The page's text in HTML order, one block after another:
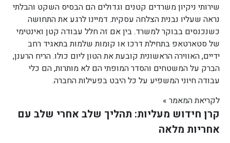
שירותי ניקיון משרדים קטנים וגדולים הם הבסיס השקט והבלתי
נראה שעליו נבנית הצלחה עסקית. דמיינו לרגע את התחושה
כשנכנסים בבוקר למשרד. בין אם זה חלל עבודה קטן ואינטימי
של סטארטאפ בתחילת דרכו או קומות שלמות בתאגיד רחב
ידיים, האווירה הראשונית קובעת את הטון ליום כולו. הריח הרענן,
הברק על המשטחים והסדר המופתי הם לא מותרות, הם כלי
עבודה חיוני המשפיע על כל היבט בפעילות החברה.
לקריאת המאמר »
קרן חידוש מעליות: תהליך שלב אחרי שלב עם
אחריות מלאה